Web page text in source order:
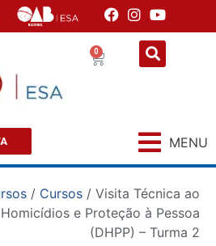
0
MENU
/ Cursos / Visita Técnica ao
e Proteção à Pessoa
(DHPP) – Turma 2